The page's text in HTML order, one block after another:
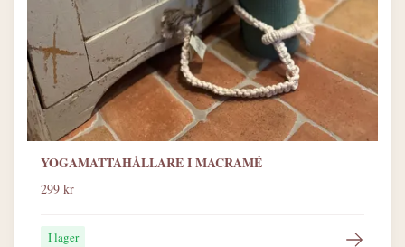
YOGAMATTAHÅLLARE I MACRAMÉ
299 kr
I lager